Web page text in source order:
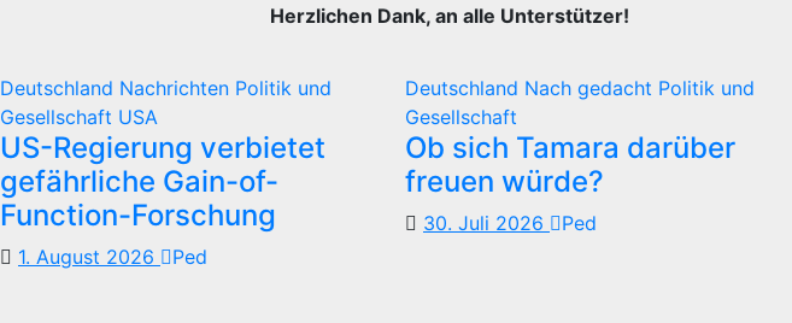
Herzlichen Dank, an alle Unterstützer!
Deutschland Nachrichten Politik und
Gesellschaft USA
US-Regierung verbietet
gefährliche Gain-of-
Function-Forschung
1. August 2026 Ped
Deutschland Nach gedacht Politik und
Gesellschaft
Ob sich Tamara darüber
freuen würde?
30. Juli 2026 Ped